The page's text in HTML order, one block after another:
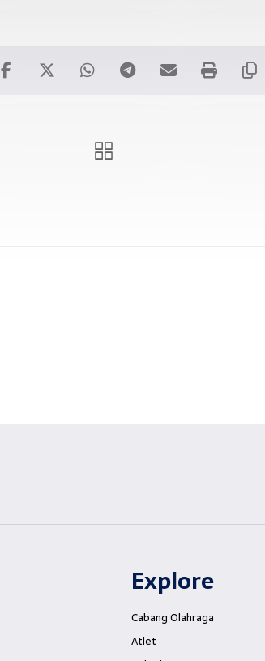
Explore
Cabang Olahraga
Atlet